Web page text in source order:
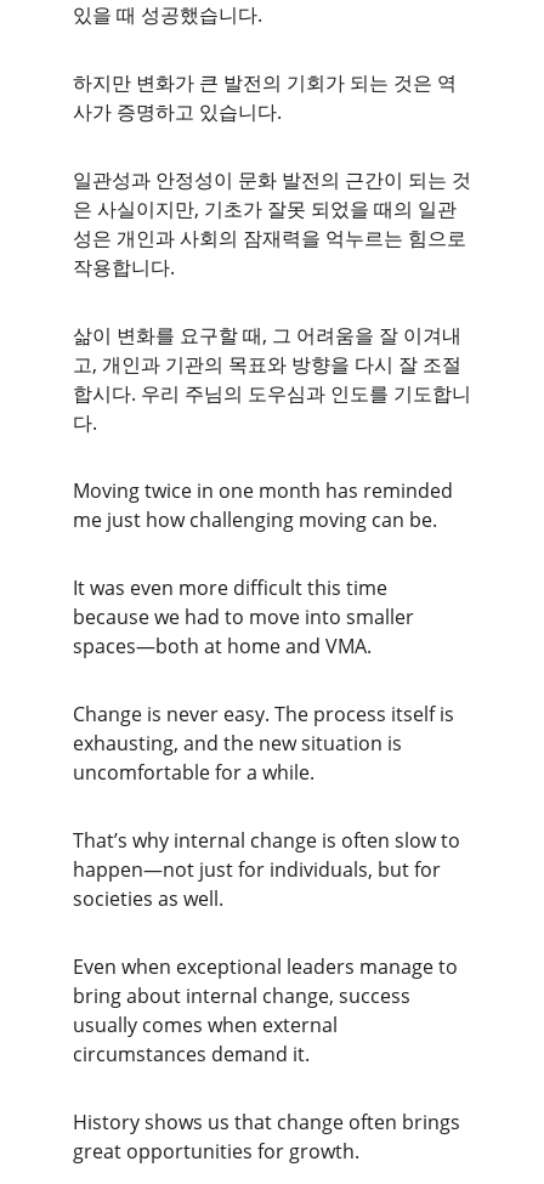
있을 때 성공했습니다.
하지만 변화가 큰 발전의 기회가 되는 것은 역
사가 증명하고 있습니다.
일관성과 안정성이 문화 발전의 근간이 되는 것
은 사실이지만, 기초가 잘못 되었을 때의 일관
성은 개인과 사회의 잠재력을 억누르는 힘으로
작용합니다.
삶이 변화를 요구할 때, 그 어려움을 잘 이겨내
고, 개인과 기관의 목표와 방향을 다시 잘 조절
합시다. 우리 주님의 도우심과 인도를 기도합니
다.
Moving twice in one month has reminded
me just how challenging moving can be.
It was even more difficult this time
because we had to move into smaller
spaces—both at home and VMA.
Change is never easy. The process itself is
exhausting, and the new situation is
uncomfortable for a while.
That’s why internal change is often slow to
happen—not just for individuals, but for
societies as well.
Even when exceptional leaders manage to
bring about internal change, success
usually comes when external
circumstances demand it.
History shows us that change often brings
great opportunities for growth.